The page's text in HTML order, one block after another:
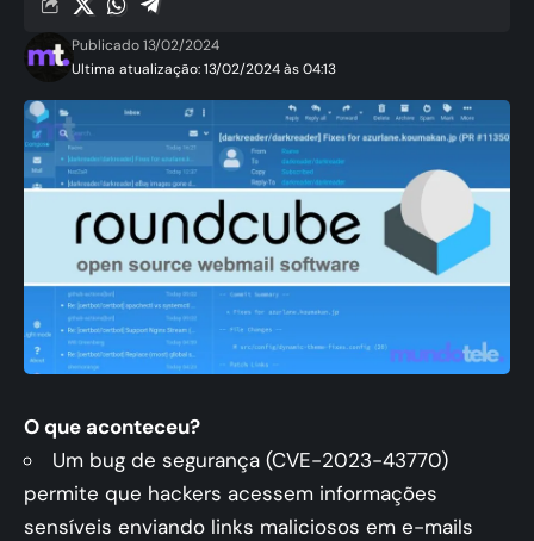
Ultima atualização: 13/02/2024 às 04:13
Publicado 13/02/2024
O que aconteceu?
Um bug de segurança (CVE-2023-43770)
permite que hackers acessem informações
sensíveis enviando links maliciosos em e-mails